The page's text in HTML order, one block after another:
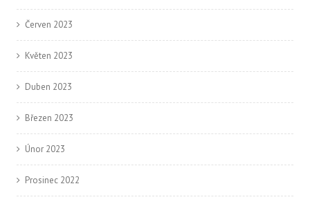
Červen 2023
Květen 2023
Duben 2023
Březen 2023
Únor 2023
Prosinec 2022